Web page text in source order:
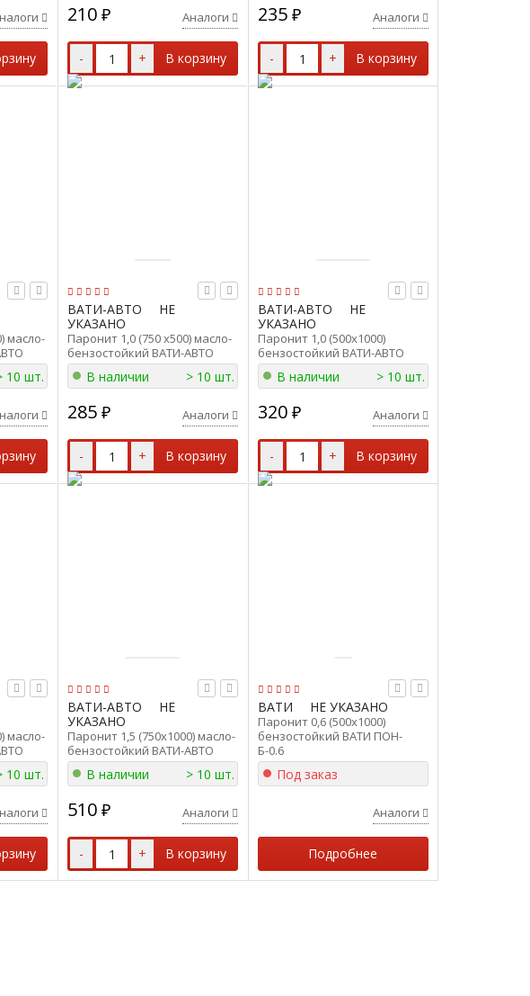
210 ₽ Аналоги
- + В корзину
235 ₽ Аналоги
- + В корзину
масло-
10 шт.
ВАТИ-АВТО
НЕ
УКАЗАНО
Паронит 1,0 (750 x500) масло-
бензостойкий ВАТИ-АВТО
ПМБ 1.0 (750 x500)
В наличии > 10 шт.
285 ₽ Аналоги
- + В корзину
ВАТИ-АВТО
НЕ
УКАЗАНО
Паронит 1,0 (500x1000)
бензостойкий ВАТИ-АВТО
ПОН-Б-1.0 (500x1000)
В наличии > 10 шт.
320 ₽ Аналоги
- + В корзину
масло-
10 шт.
ВАТИ-АВТО
НЕ
УКАЗАНО
Паронит 1,5 (750х1000) масло-
бензостойкий ВАТИ-АВТО
ПМБ-1,5 (750х1000)
В наличии > 10 шт.
510 ₽ Аналоги
- + В корзину
ВАТИ НЕ УКАЗАНО
Паронит 0,6 (500х1000)
бензостойкий ВАТИ ПОН-
Б-0.6
Под заказ
Аналоги
Подробнее